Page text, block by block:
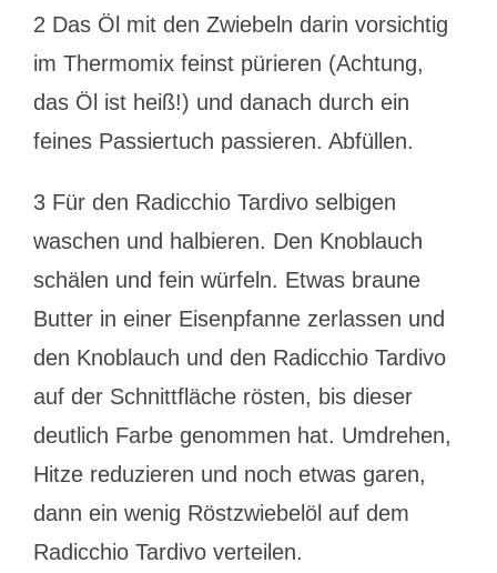
2 Das Öl mit den Zwiebeln darin vorsichtig
im Thermomix feinst pürieren (Achtung,
das Öl ist heiß!) und danach durch ein
feines Passiertuch passieren. Abfüllen.
3 Für den Radicchio Tardivo selbigen
waschen und halbieren. Den Knoblauch
schälen und fein würfeln. Etwas braune
Butter in einer Eisenpfanne zerlassen und
den Knoblauch und den Radicchio Tardivo
auf der Schnittfläche rösten, bis dieser
deutlich Farbe genommen hat. Umdrehen,
Hitze reduzieren und noch etwas garen,
dann ein wenig Röstzwiebelöl auf dem
Radicchio Tardivo verteilen.